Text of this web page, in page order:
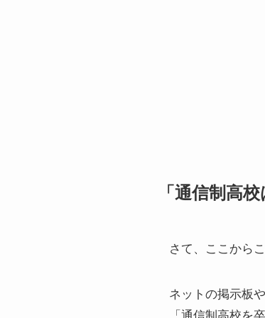
「通信制高
さて、ここから
ネットの掲示板